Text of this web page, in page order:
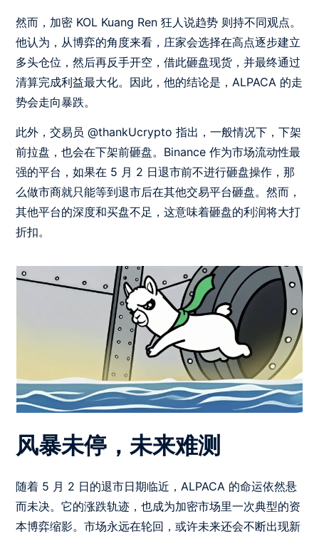
然而，加密 KOL Kuang Ren 狂人说趋势 则持不同观点。
他认为，从博弈的角度来看，庄家会选择在高点逐步建立
多头仓位，然后再反手开空，借此砸盘现货，并最终通过
清算完成利益最大化。因此，他的结论是，ALPACA 的走
势会走向暴跌。
此外，交易员 @thankUcrypto 指出，一般情况下，下架
前拉盘，也会在下架前砸盘。Binance 作为市场流动性最
强的平台，如果在 5 月 2 日退市前不进行砸盘操作，那
么做市商就只能等到退市后在其他交易平台砸盘。然而，
其他平台的深度和买盘不足，这意味着砸盘的利润将大打
折扣。
风暴未停，未来难测
随着 5 月 2 日的退市日期临近，ALPACA 的命运依然悬
而未决。它的涨跌轨迹，也成为加密市场里一次典型的资
本博弈缩影。市场永远在轮回，或许未来还会不断出现新